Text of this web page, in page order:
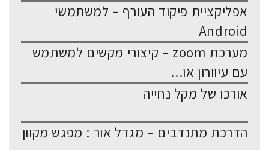
אפליקציית פיקוד העורף – למשתמשי
Android
מערכת zoom – קיצורי מקשים למשתמש
עם עיוורון או...
אורכו של מקל נחייה
הדרכת מתנדבים – מגדל אור : מפגש מקוון